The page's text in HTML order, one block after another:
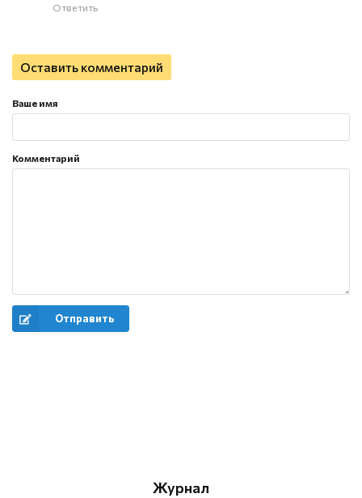
Ответить
Оставить комментарий
Ваше имя
Комментарий
Отправить
Журнал